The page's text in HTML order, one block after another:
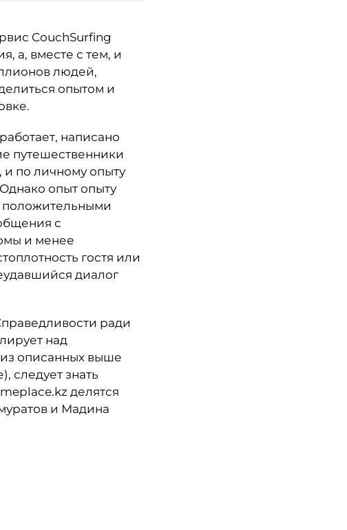
CouchSurfing
а, вместе с тем, и
людей,
опытом и
написано
путешественники
и по личному опыту
опыт опыту
положительными
с
и менее
гостя или
диалог
ради
над
из описанных выше
следует знать
делятся
и Мадина